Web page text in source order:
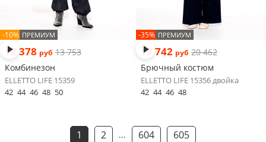
-10% ПРЕМИУМ
12 378 руб 13 753
Комбинезон
ELLETTO LIFE 15359
42 44 46 48 50
-35% ПРЕМИУМ
13 742 руб 20 462
Брючный костюм
ELLETTO LIFE 15356 двойка
42 44 46 48
1 2 ... 604 605